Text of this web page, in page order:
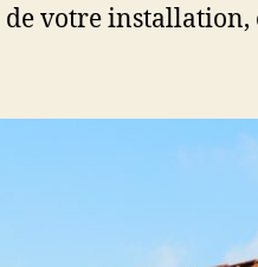
votre installation,